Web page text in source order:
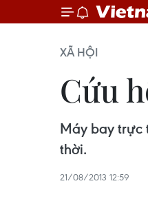
XÃ HỘI
Cứu
Máy bay trực
thời.
21/08/2013 12:59